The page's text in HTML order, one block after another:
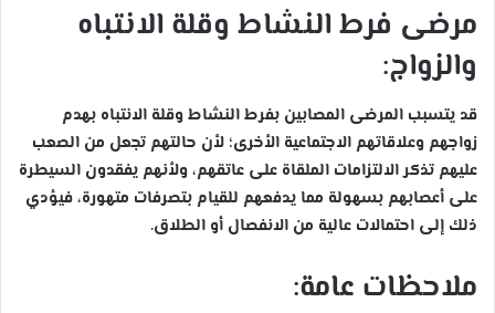
مرضى فرط النشاط وقلة الانتباه
والزواج:
قد يتسبب المرضى المصابين بفرط النشاط وقلة الانتباه بهدم
زواجهم وعلاقاتهم الاجتماعية الأخرى؛ لأن حالتهم تجعل من الصعب
عليهم تذكر الالتزامات الملقاة على عاتقهم، ولأنهم يفقدون السيطرة
على أعصابهم بسهولة مما يدفعهم للقيام بتصرفات متهورة، فيؤدي
ذلك إلى احتمالات عالية من الانفصال أو الطلاق.
ملاحظات عامة: